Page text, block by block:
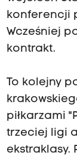
konferencji
Wcześniej
kontrakt.
To kolejny
piłkarzami
trzeciej ligi
ekstraklasy.